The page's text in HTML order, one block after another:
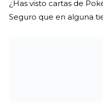
¿Has visto cartas de
Seguro que en alguna